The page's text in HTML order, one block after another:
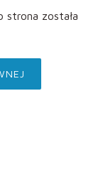
została